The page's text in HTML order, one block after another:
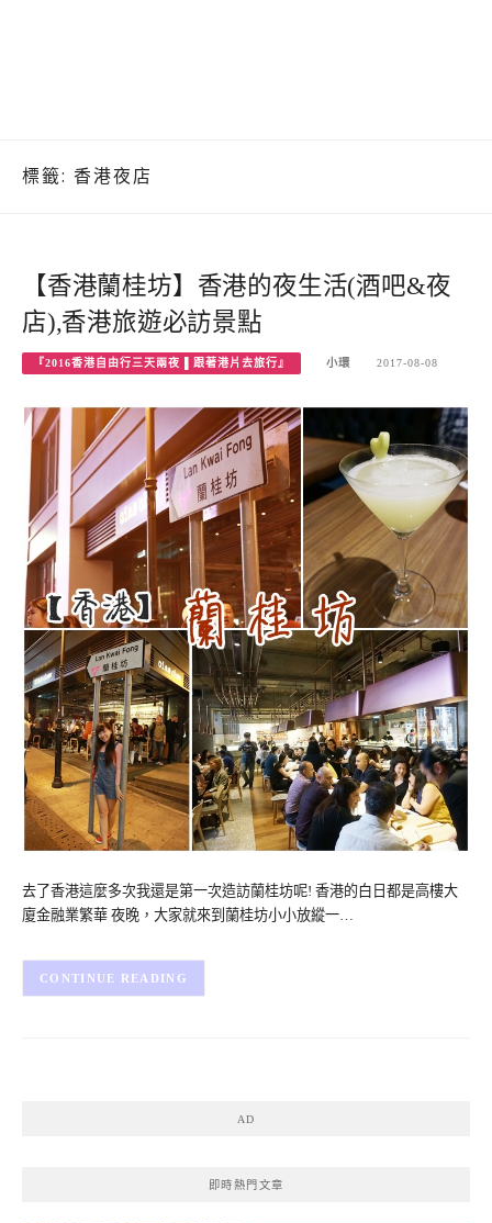
標籤: 香港夜店
【香港蘭桂坊】香港的夜生活(酒吧&夜
店),香港旅遊必訪景點
『2016香港自由行三天兩夜 ▌跟著港片去旅行』 小環 2017-08-08
去了香港這麼多次我還是第一次造訪蘭桂坊呢! 香港的白日都是高樓大
廈金融業繁華 夜晚，大家就來到蘭桂坊小小放縱一…
CONTINUE READING
AD
即時熱門文章